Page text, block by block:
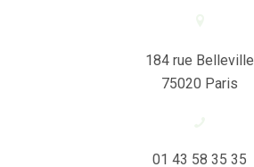
184 rue Belleville
75020 Paris
01 43 58 35 35